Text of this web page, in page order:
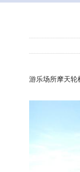
游乐场所摩天